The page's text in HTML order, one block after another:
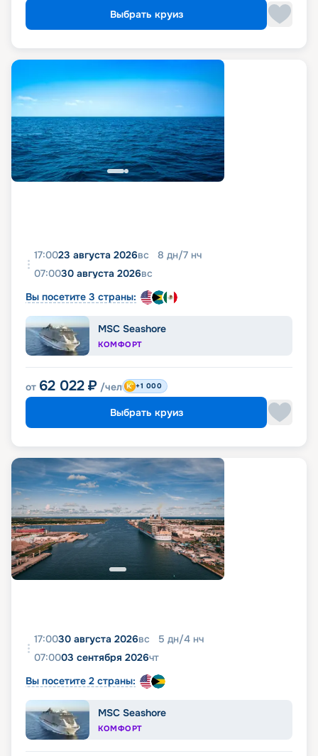
Выбрать круиз
17:0023 августа 2026вс 8 дн/7 нч
07:0030 августа 2026вс
Вы посетите 3 страны:
MSC Seashore
КОМФОРТ
от 62 022 ₽ /чел +1 000
Выбрать круиз
17:0030 августа 2026вс 5 дн/4 нч
07:0003 сентября 2026чт
Вы посетите 2 страны:
MSC Seashore
КОМФОРТ